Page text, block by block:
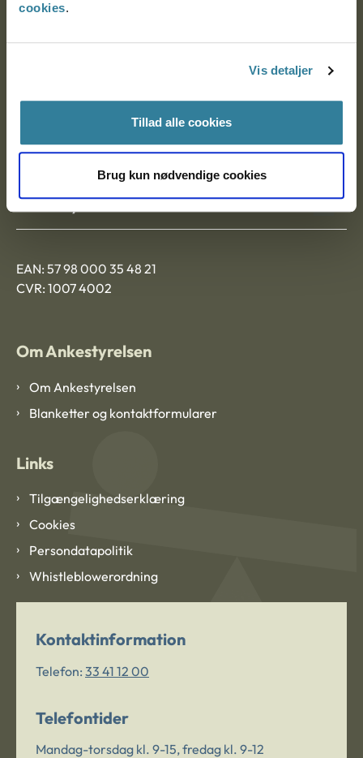
cookies.
Vis detaljer
Tillad alle cookies
Brug kun nødvendige cookies
Ankestyrelsen
Postadresse:
Ankestyrelsen Aalborg
EAN: 57 98 000 35 48 21
CVR: 1007 4002
Om Ankestyrelsen
Om Ankestyrelsen
Blanketter og kontaktformularer
Links
Tilgængelighedserklæring
Cookies
Persondatapolitik
Whistleblowerordning
Kontaktinformation
Telefon: 33 41 12 00
Telefontider
Mandag-torsdag kl. 9-15, fredag kl. 9-12